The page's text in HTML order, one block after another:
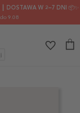
DOSTAWA W 2–7 DNI 📦✨
9.08